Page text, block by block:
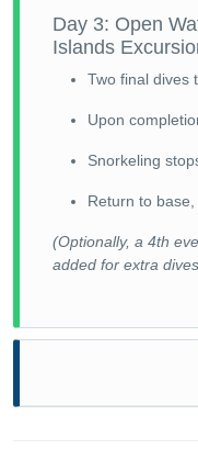
Day 3: Open
Islands
Two final dives
Upon
Snorkeling
Return to
(Optionally, a 4th
added for extra